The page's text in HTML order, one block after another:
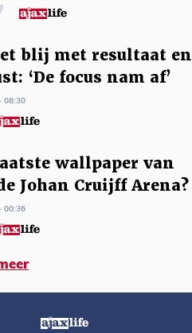
blij met resultaat en
‘De focus nam af’
08:30
wallpaper van
Johan Cruijff Arena?
00:36